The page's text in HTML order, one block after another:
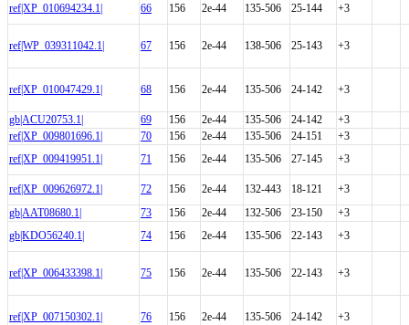
ref|XP_010694234.1|
66 156 2e-44 135-506 25-144 +3
ref|WP_039311042.1| 67 156 2e-44 138-506 25-143 +3
ref|XP_010047429.1| 68 156 2e-44 135-506 24-142 +3
gb|ACU20753.1| 69 156 2e-44 135-506 24-142
+3
ref|XP_009801696.1|
70 156 2e-44 135-506 24-151
+3
ref|XP_009419951.1|
71 156 2e-44 135-506 27-145 +3
ref|XP_009626972.1| 72 156 2e-44 132-443 18-121
+3
gb|AAT08680.1|
73 156 2e-44 132-506 23-150
+3
gb|KDO56240.1|
74 156 2e-44 135-506 22-143 +3
ref|XP_006433398.1| 75 156 2e-44 135-506 22-143 +3
ref|XP_007150302.1| 76 156 2e-44 135-506 24-142 +3